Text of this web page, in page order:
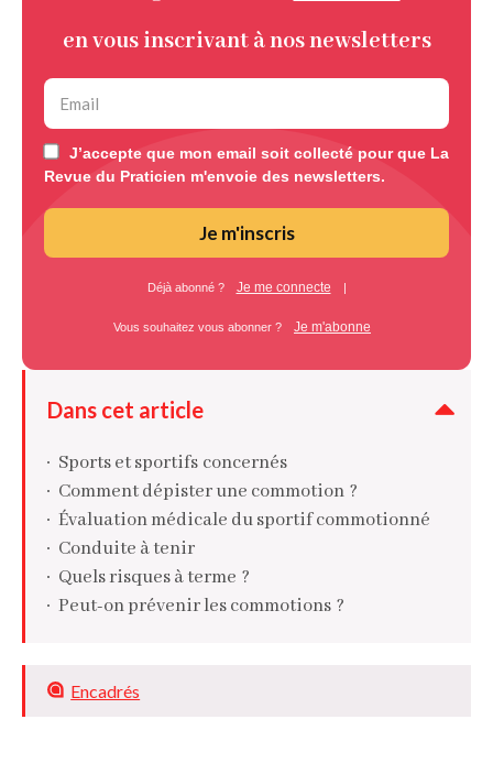
en vous inscrivant à nos newsletters
J’accepte que mon email soit collecté pour que La
Revue du Praticien m'envoie des newsletters.
Je m'inscris
Déjà abonné ? Je me connecte |
Vous souhaitez vous abonner ? Je m'abonne
Dans cet article
Sports et sportifs concernés
Comment dépister une commotion ?
Évaluation médicale du sportif commotionné
Conduite à tenir
Quels risques à terme ?
Peut-on prévenir les commotions ?
Encadrés